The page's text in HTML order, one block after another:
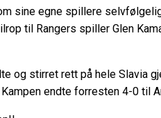
sine egne spillere
til Rangers spiller Glen
og stirret rett på hele Slavia
endte forresten 4-0 til